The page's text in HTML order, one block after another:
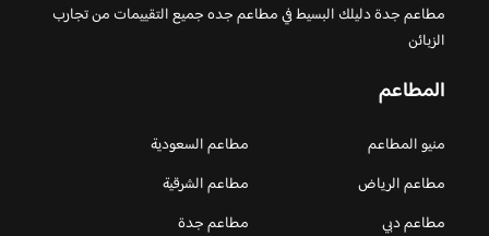
مطاعم جدة دليلك البسيط في مطاعم جده جميع التقييمات من تجارب
الزبائن
المطاعم
منيو المطاعم
مطاعم السعودية
مطاعم الرياض
مطاعم الشرقية
مطاعم دبي
مطاعم جدة